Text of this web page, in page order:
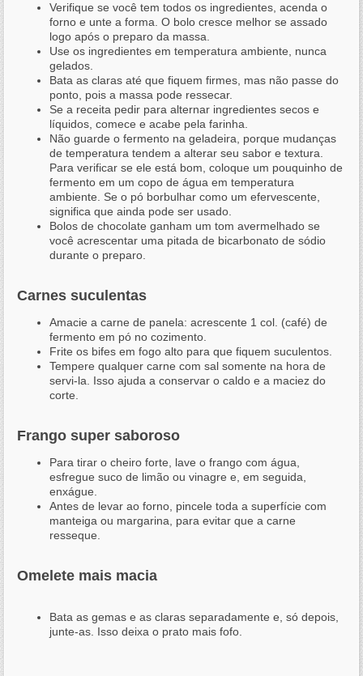
Verifique se você tem todos os ingredientes, acenda o
forno e unte a forma. O bolo cresce melhor se assado
logo após o preparo da massa.
Use os ingredientes em temperatura ambiente, nunca
gelados.
Bata as claras até que fiquem firmes, mas não passe do
ponto, pois a massa pode ressecar.
Se a receita pedir para alternar ingredientes secos e
líquidos, comece e acabe pela farinha.
Não guarde o fermento na geladeira, porque mudanças
de temperatura tendem a alterar seu sabor e textura.
Para verificar se ele está bom, coloque um pouquinho de
fermento em um copo de água em temperatura
ambiente. Se o pó borbulhar como um efervescente,
significa que ainda pode ser usado.
Bolos de chocolate ganham um tom avermelhado se
você acrescentar uma pitada de bicarbonato de sódio
durante o preparo.
Carnes suculentas
Amacie a carne de panela: acrescente 1 col. (café) de
fermento em pó no cozimento.
Frite os bifes em fogo alto para que fiquem suculentos.
Tempere qualquer carne com sal somente na hora de
servi-la. Isso ajuda a conservar o caldo e a maciez do
corte.
Frango super saboroso
Para tirar o cheiro forte, lave o frango com água,
esfregue suco de limão ou vinagre e, em seguida,
enxágue.
Antes de levar ao forno, pincele toda a superfície com
manteiga ou margarina, para evitar que a carne
resseque.
Omelete mais macia
Bata as gemas e as claras separadamente e, só depois,
junte-as. Isso deixa o prato mais fofo.